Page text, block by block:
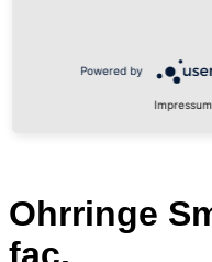
Ohrringe
fac.
Powered by
Impressum